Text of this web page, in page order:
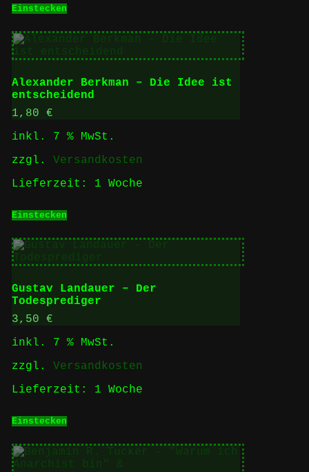
Einstecken
Alexander Berkman – Die Idee ist
entscheidend
1,80 €
inkl. 7 % MwSt.
zzgl. Versandkosten
Lieferzeit: 1 Woche
Einstecken
Gustav Landauer – Der
Todesprediger
3,50 €
inkl. 7 % MwSt.
zzgl. Versandkosten
Lieferzeit: 1 Woche
Einstecken